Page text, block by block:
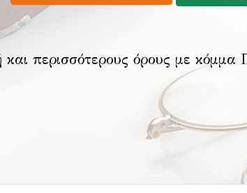
περισσότερους όρους με κόμμα